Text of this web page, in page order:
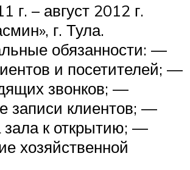
г. – август 2012 г.
г. Тула.
обязанности: —
и посетителей; —
звонков; —
записи клиентов; —
зала к открытию; —
хозяйственной